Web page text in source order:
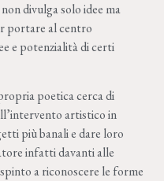
divulga solo idee ma
portare al centro
e potenzialità di certi
poetica cerca di
artistico in
più banali e dare loro
infatti davanti alle
a riconoscere le forme